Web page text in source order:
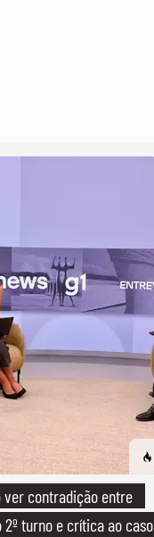
contradição entre
turno e crítica ao caso